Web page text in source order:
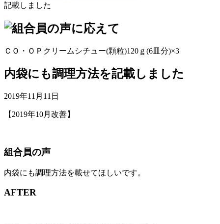
記載しました
ＣＯ・ＯＰクリームシチュー(顆粒)120ｇ(6皿分)×3
内袋にも調理方法を記載しました
2019年11月11日
【2019年10月改善】
組合員の声
内袋にも調理方法を載せてほしいです。
AFTER